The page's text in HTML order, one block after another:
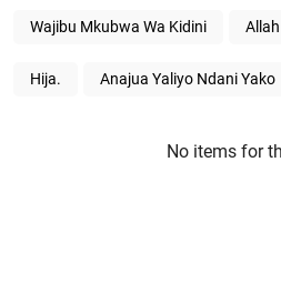
Wajibu Mkubwa Wa Kidini
Hija. Anajua Yaliyo Ndani Yako
No items for